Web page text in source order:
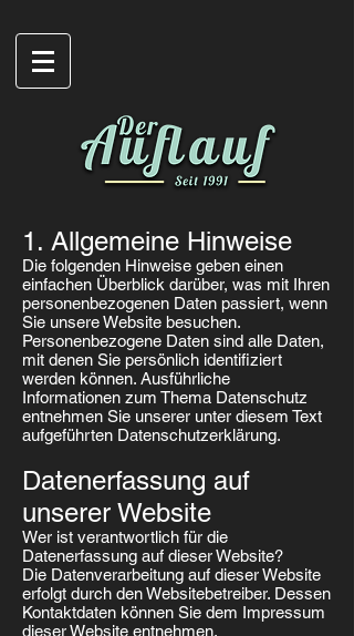
1. Allgemeine Hinweise
Die folgenden Hinweise geben einen
einfachen Überblick darüber, was mit Ihren
personenbezogenen Daten passiert, wenn
Sie unsere Website besuchen.
Personenbezogene Daten sind alle Daten,
mit denen Sie persönlich identifiziert
werden können. Ausführliche
Informationen zum Thema Datenschutz
entnehmen Sie unserer unter diesem Text
aufgeführten Datenschutzerklärung.
Datenerfassung auf
unserer Website
Wer ist verantwortlich für die
Datenerfassung auf dieser Website?
Die Datenverarbeitung auf dieser Website
erfolgt durch den Websitebetreiber. Dessen
Kontaktdaten können Sie dem Impressum
dieser Website entnehmen.